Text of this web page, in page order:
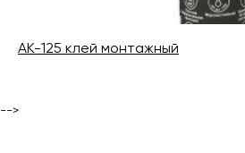
AK-125 клей монтажный
-->